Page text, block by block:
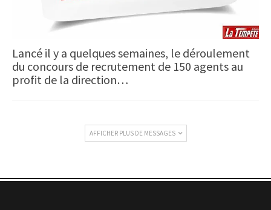
Lancé il y a quelques semaines, le déroulement
du concours de recrutement de 150 agents au
profit de la direction…
AFFICHER PLUS DE MESSAGES